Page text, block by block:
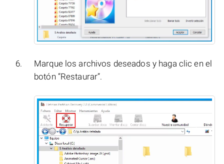
Marque los archivos deseados y haga clic en el
botón “Restaurar”.